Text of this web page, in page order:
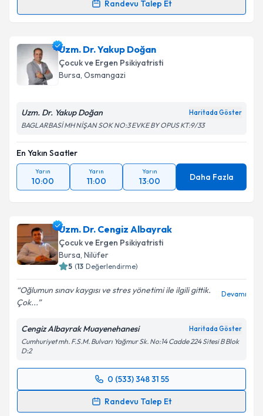
Takvim Talebini Gönder
Randevu Talep Et
takvim hazırlandığında e-posta ile bilgilendireceğiz.
E-posta Adresiniz
Kişisel verilerimin işlenmesine ilişkinAydınlatma
Metni'ni okudum ve kişisel verilerimin belirtilen
kapsamda işlenmesini kabul ediyorum.
Takvim Talebini Gönder
Uzm. Dr. Yakup Doğan
Çocuk ve Ergen Psikiyatristi
Bursa, Osmangazi
Uzm. Dr. Yakup Doğan Haritada Göster
BAGLARBASİ MH NİŞAN SOK NO:3 EVKE BY OPUS KT:9/33
En Yakın Saatler
Yarın
10:00
Yarın
11:00
Yarın
13:00 Daha Fazla
Uzm. Dr. Cengiz Albayrak
Çocuk ve Ergen Psikiyatristi
Bursa, Nilüfer
5 (13 Değerlendirme)
Oğlumun sınav kaygısı ve stres yönetimi ile ilgili gittik.
Çok...
Devamı
Cengiz Albayrak Muayenehanesi Haritada Göster
Cumhuriyet mh. F.S.M. Bulvarı Yağmur Sk. No:14 Cadde 224 Sitesi B Blok
D:2
0 (533) 348 31 55
Randevu Talep Et
Randevu Takvimi Talebi